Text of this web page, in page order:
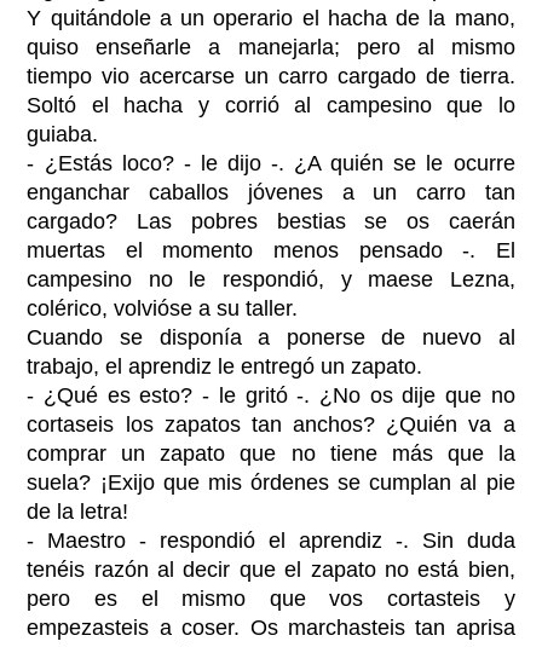
Y quitándole a un operario el hacha de la mano,
quiso enseñarle a manejarla; pero al mismo
tiempo vio acercarse un carro cargado de tierra.
Soltó el hacha y corrió al campesino que lo
guiaba.
- ¿Estás loco? - le dijo -. ¿A quién se le ocurre
enganchar caballos jóvenes a un carro tan
cargado? Las pobres bestias se os caerán
muertas el momento menos pensado -. El
campesino no le respondió, y maese Lezna,
colérico, volvióse a su taller.
Cuando se disponía a ponerse de nuevo al
trabajo, el aprendiz le entregó un zapato.
- ¿Qué es esto? - le gritó -. ¿No os dije que no
cortaseis los zapatos tan anchos? ¿Quién va a
comprar un zapato que no tiene más que la
suela? ¡Exijo que mis órdenes se cumplan al pie
de la letra!
- Maestro - respondió el aprendiz -. Sin duda
tenéis razón al decir que el zapato no está bien,
pero es el mismo que vos cortasteis y
empezasteis a coser. Os marchasteis tan aprisa